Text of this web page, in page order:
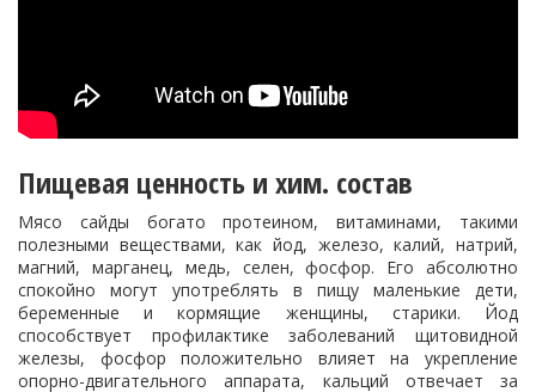
Пищевая ценность и хим. состав
Мясо сайды богато протеином, витаминами, такими
полезными веществами, как йод, железо, калий, натрий,
магний, марганец, медь, селен, фосфор. Его абсолютно
спокойно могут употреблять в пищу маленькие дети,
беременные и кормящие женщины, старики. Йод
способствует профилактике заболеваний щитовидной
железы, фосфор положительно влияет на укрепление
опорно-двигательного аппарата, кальций отвечает за